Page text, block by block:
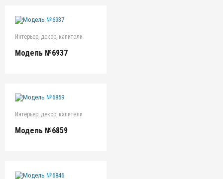
Интерьер, декор, капители
Модель №6937
Интерьер, декор, капители
Модель №6859